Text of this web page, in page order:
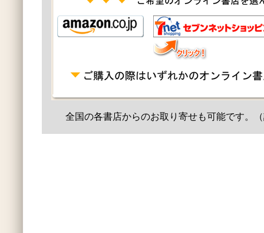
全国の各書店からのお取り寄せも可能です。